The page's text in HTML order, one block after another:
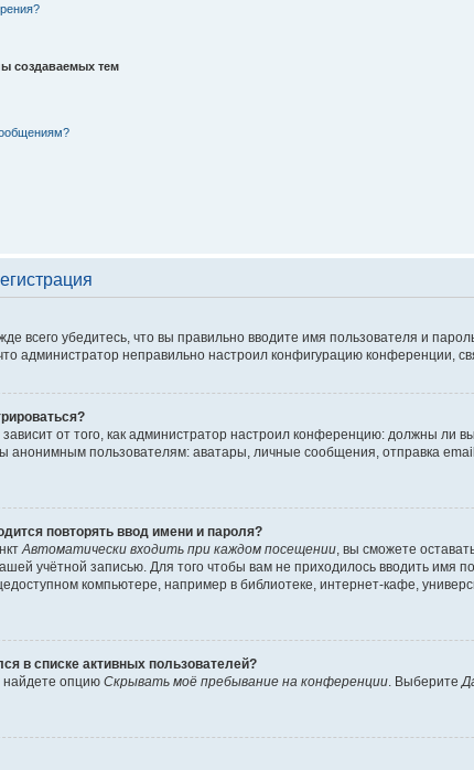
создаваемых тем
всего убедитесь, что вы правильно вводите имя пользователя и
администратор неправильно настроил конфигурацию конференции,
от того, как администратор настроил конференцию: должны
анонимным пользователям: аватары, личные сообщения, отправка
повторять ввод имени и пароля?
Автоматически входить при каждом посещении, вы сможете
учётной записью. Для того чтобы вам не приходилось вводить
компьютере, например в библиотеке, интернет-кафе,
в списке активных пользователей?
найдете опцию Скрывать моё пребывание на конференции. Выберите